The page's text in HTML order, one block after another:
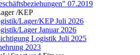
07.2019
/KEP
Lager/KEP Juli 2026
Lager Januar 2026
Logistik Juli 2025
2023